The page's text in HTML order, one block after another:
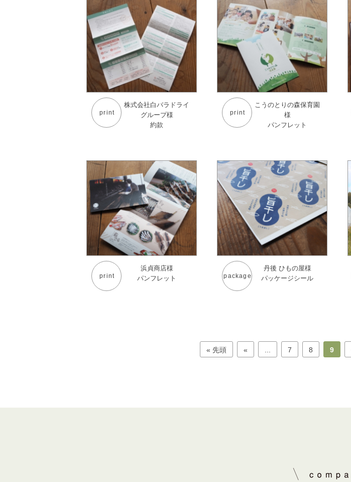
print
株式会社白バラドライ
グループ様
約款
print
こうのとりの森保育園
様
パンフレット
print
浜貞商店様
パンフレット
package
丹後 ひもの屋様
パッケージシール
« 先頭 « 7 8 9